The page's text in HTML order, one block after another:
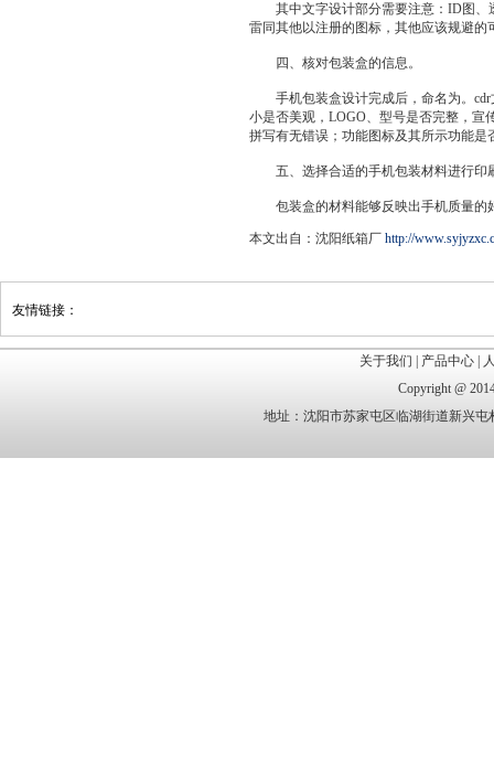
其中文字设计部分需要注意：ID图、
雷同其他以注册的图标，其他应该规避的
四、核对包装盒的信息。
手机包装盒设计完成后，命名为。cdr
小是否美观，LOGO、型号是否完整，宣
拼写有无错误；功能图标及其所示功能
五、选择合适的手机包装材料进行印
包装盒的材料能够反映出手机质量的
本文出自：沈阳纸箱厂 http://
友情链接：
关于我们 产品中心
Copyright @
地址：沈阳市苏家屯区临湖街道新兴屯